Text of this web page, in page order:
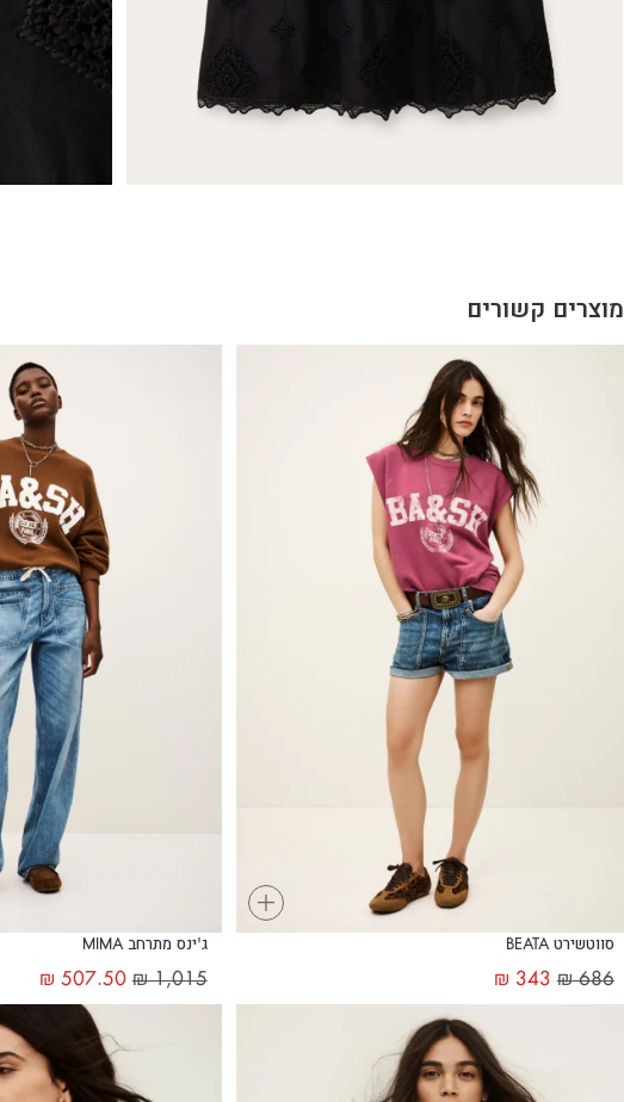
מוצרים קשורים
+
סווטשירט BEATA
₪686
₪ 343
ג'ינס מתרחב MIMA
₪1,015
₪ 507.50